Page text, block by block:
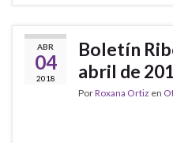
ABR
04
2018
Boletín
abril de
PorRoxana Ortiz en